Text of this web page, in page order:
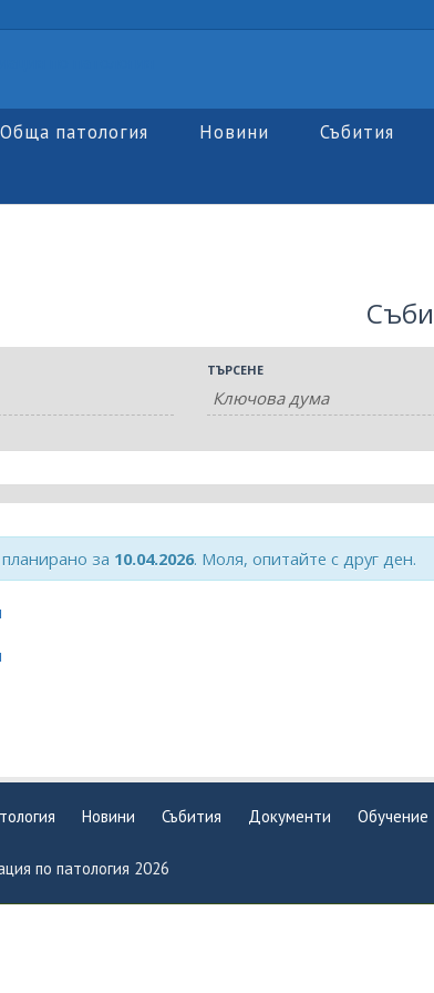
Обща патология Новини Събития
ТЪРСЕНЕ
за 10.04.2026. Моля, опитайте с друг ден.
Новини Събития Документи Обучение
по патология 2026